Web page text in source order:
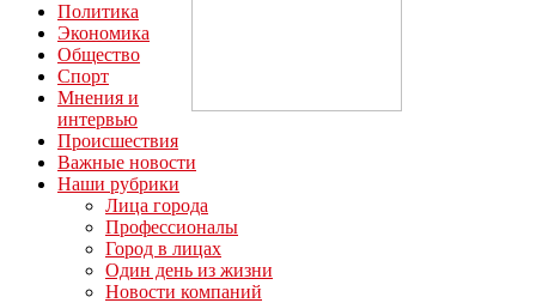
Политика
Экономика
Общество
Спорт
Мнения и
интервью
Происшествия
Важные новости
Наши рубрики
Лица города
Профессионалы
Город в лицах
Один день из жизни
Новости компаний